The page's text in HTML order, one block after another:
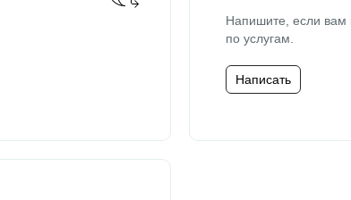
Напишите, если вам
по услугам.
Написать